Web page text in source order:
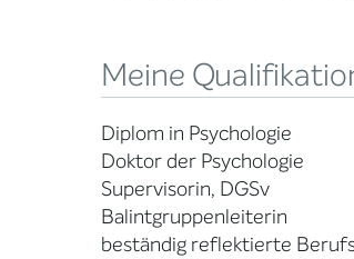
Meine
Diplom in Psychologie
Doktor der Psychologie
Supervisorin, DGSv
Balintgruppenleiterin
beständig reflektierte